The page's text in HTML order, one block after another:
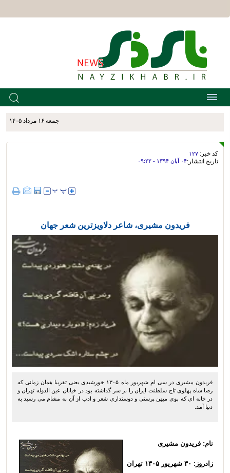
جمعه ۱۶ مرداد ۱۴۰۵
کد خبر: ۱۲۷
تاریخ انتشار:۰۴ آبان ۱۳۹۴ - ۰۹:۲۲
فریدون مشیری، شاعر دلاویزترین شعر جهان
فریدون مشیری در سی ام شهریور ماه ۱۳۰۵ خورشیدی یعنی تقریبا همان زمانی که
رضا شاه پهلوی تاج سلطنت ایران را بر سر گذاشته بود در خیابان عین الدوله تهران و
در خانه ای که بوی میهن پرستی و دوستداری شعر و ادب از آن به مشام می رسید به
دنیا آمد.
نام: فریدون مشیری
زادروز: ۳۰ شهریور ۱۳۰۵ تهران